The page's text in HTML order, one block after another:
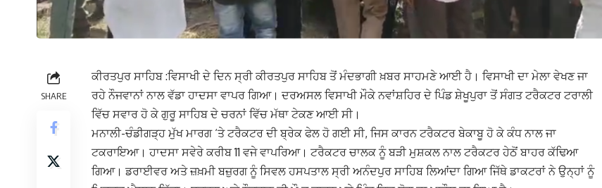
SHARE
ਕੀਰਤਪੁਰ ਸਾਹਿਬ :ਵਿਸਾਖੀ ਦੇ ਦਿਨ ਸ੍ਰੀ ਕੀਰਤਪੁਰ ਸਾਹਿਬ ਤੋਂ ਮੰਦਭਾਗੀ ਖ਼ਬਰ ਸਾਹਮਣੇ ਆਈ ਹੈ। ਵਿਸਾਖੀ ਦਾ ਮੇਲਾ ਵੇਖਣ ਜਾ
ਰਹੇ ਨੌਜਵਾਨਾਂ ਨਾਲ ਵੱਡਾ ਹਾਦਸਾ ਵਾਪਰ ਗਿਆ। ਦਰਅਸਲ ਵਿਸਾਖੀ ਮੌਕੇ ਨਵਾਂਸ਼ਹਿਰ ਦੇ ਪਿੰਡ ਸ਼ੇਖੂਪੁਰਾ ਤੋਂ ਸੰਗਤ ਟਰੈਕਟਰ ਟਰਾਲੀ
ਵਿੱਚ ਸਵਾਰ ਹੋ ਕੇ ਗੁਰੂ ਸਾਹਿਬ ਦੇ ਚਰਨਾਂ ਵਿੱਚ ਮੱਥਾ ਟੇਕਣ ਆਈ ਸੀ।
ਮਨਾਲੀ-ਚੰਡੀਗੜ੍ਹ ਮੁੱਖ ਮਾਰਗ ‘ਤੇ ਟਰੈਕਟਰ ਦੀ ਬ੍ਰੇਕ ਫੇਲ ਹੋ ਗਈ ਸੀ, ਜਿਸ ਕਾਰਨ ਟਰੈਕਟਰ ਬੇਕਾਬੂ ਹੋ ਕੇ ਕੰਧ ਨਾਲ ਜਾ
ਟਕਰਾਇਆ। ਹਾਦਸਾ ਸਵੇਰੇ ਕਰੀਬ 11 ਵਜੇ ਵਾਪਰਿਆ। ਟਰੈਕਟਰ ਚਾਲਕ ਨੂੰ ਬੜੀ ਮੁਸ਼ਕਲ ਨਾਲ ਟਰੈਕਟਰ ਹੇਠੋਂ ਬਾਹਰ ਕੱਢਿਆ
ਗਿਆ। ਡਰਾਈਵਰ ਅਤੇ ਜ਼ਖ਼ਮੀ ਬਜ਼ੁਰਗ ਨੂੰ ਸਿਵਲ ਹਸਪਤਾਲ ਸ੍ਰੀ ਅਨੰਦਪੁਰ ਸਾਹਿਬ ਲਿਆਂਦਾ ਗਿਆ ਜਿੱਥੇ ਡਾਕਟਰਾਂ ਨੇ ਉਨ੍ਹਾਂ ਨੂੰ